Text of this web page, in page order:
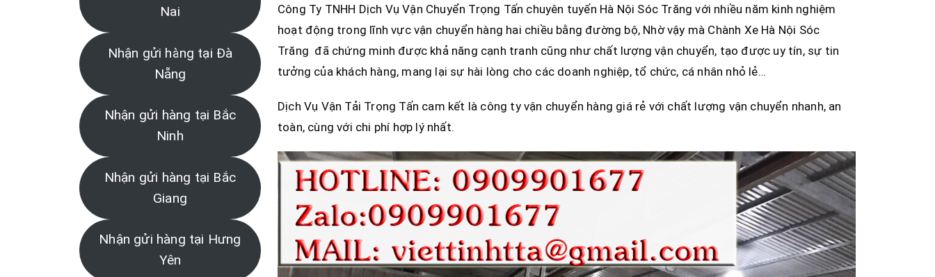
Công Ty TNHH Dịch Vụ Vận Chuyển Trọng Tấn chuyên tuyến Hà Nội Sóc Trăng với nhiều năm kinh nghiệm
hoạt động trong lĩnh vực vận chuyển hàng hai chiều bằng đường bộ, Nhờ vậy mà Chành Xe Hà Nội Sóc
Trăng đã chứng minh được khả năng cạnh tranh cũng như chất lượng vận chuyển, tạo được uy tín, sự tin
tưởng của khách hàng, mang lại sự hài lòng cho các doanh nghiệp, tổ chức, cá nhân nhỏ lẻ…
Dịch Vụ Vận Tải Trọng Tấn cam kết là công ty vận chuyển hàng giá rẻ với chất lượng vận chuyển nhanh, an
toàn, cùng với chi phí hợp lý nhất.
Nai
Nhận gửi hàng tại Đà
Nẵng
Nhận gửi hàng tại Bắc
Ninh
Nhận gửi hàng tại Bắc
Giang
Nhận gửi hàng tại Hưng
Yên